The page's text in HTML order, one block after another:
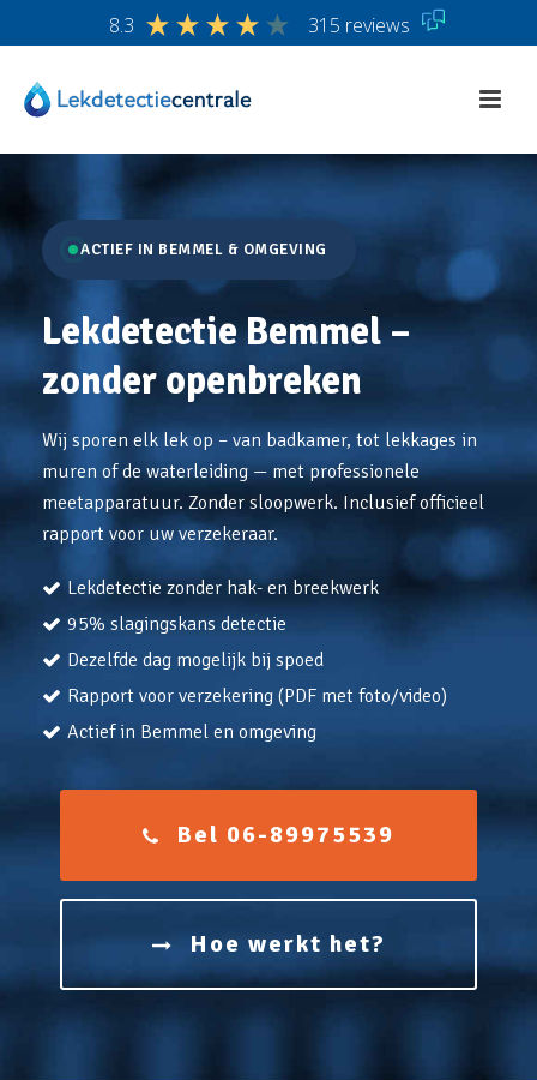
8.3 315 reviews
ACTIEF IN BEMMEL & OMGEVING
Lekdetectie Bemmel –
zonder openbreken
Wij sporen elk lek op – van badkamer, tot lekkages in
muren of de waterleiding — met professionele
meetapparatuur. Zonder sloopwerk. Inclusief officieel
rapport voor uw verzekeraar.
Lekdetectie zonder hak- en breekwerk
95% slagingskans detectie
Dezelfde dag mogelijk bij spoed
Rapport voor verzekering (PDF met foto/video)
Actief in Bemmel en omgeving
Bel 06-89975539
Hoe werkt het?